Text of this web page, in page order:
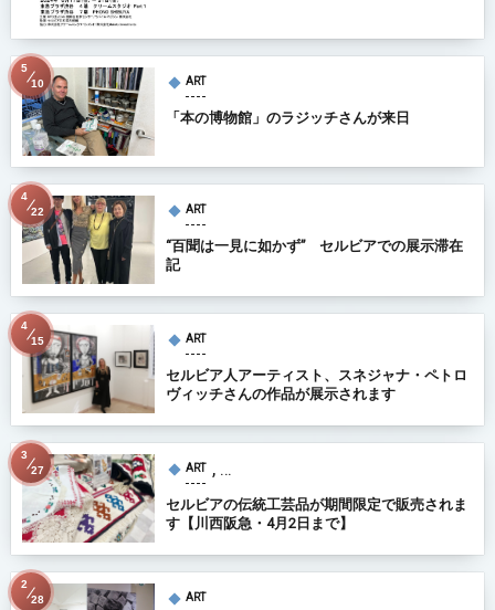
ART
「本の博物館」のラジッチさんが来日
5
10
ART
“百聞は一見に如かず” セルビアでの展示滞在
記
4
22
ART
セルビア人アーティスト、スネジャナ・ペトロ
ヴィッチさんの作品が展示されます
4
15
ART , …
セルビアの伝統工芸品が期間限定で販売されま
す【川西阪急・4月2日まで】
3
27
ART
2
28